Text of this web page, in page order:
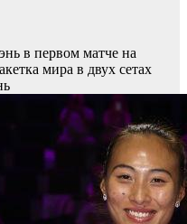
в первом матче на
мира в двух сетах